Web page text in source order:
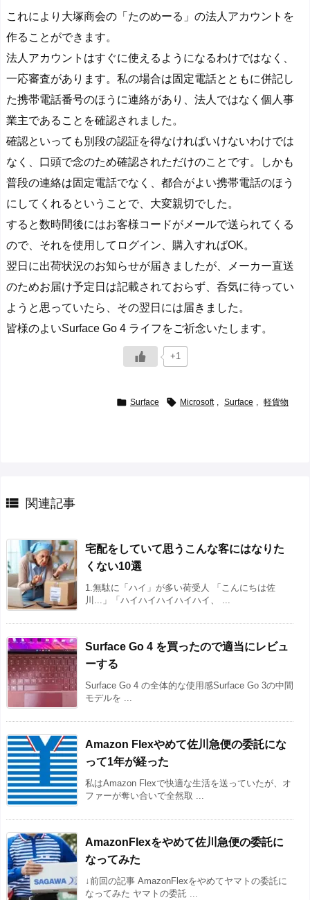
これにより大塚商会の「たのめーる」の法人アカウントを
作ることができます。
法人アカウントはすぐに使えるようになるわけではなく、
一応審査があります。私の場合は固定電話とともに併記し
た携帯電話番号のほうに連絡があり、法人ではなく個人事
業主であることを確認されました。
確認といっても別段の認証を得なければいけないわけでは
なく、口頭で念のため確認されただけのことです。しかも
普段の連絡は固定電話でなく、都合がよい携帯電話のほう
にしてくれるということで、大変親切でした。
すると数時間後にはお客様コードがメールで送られてくる
ので、それを使用してログイン、購入すればOK。
翌日に出荷状況のお知らせが届きましたが、メーカー直送
のためお届け予定日は記載されておらず、呑気に待ってい
ようと思っていたら、その翌日には届きました。
皆様のよいSurface Go 4 ライフをご祈念いたします。
+1
 Surface  Microsoft , Surface , 軽貨物
 関連記事
宅配をしていて思うこんな客にはなりた
くない10選
1.無駄に「ハイ」が多い荷受人 「こんにちは佐
川...」「ハイハイハイハイハイ、 ...
Surface Go 4 を買ったので適当にレビュ
ーする
Surface Go 4 の全体的な使用感Surface Go 3の中間
モデルを ...
Amazon Flexやめて佐川急便の委託にな
って1年が経った
私はAmazon Flexで快適な生活を送っていたが、オ
ファーが奪い合いで全然取 ...
AmazonFlexをやめて佐川急便の委託に
なってみた
↓前回の記事 AmazonFlexをやめてヤマトの委託に
なってみた ヤマトの委託 ...